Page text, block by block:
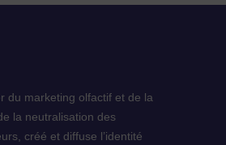
du marketing olfactif et de la
la neutralisation des
créé et diffuse l’identité